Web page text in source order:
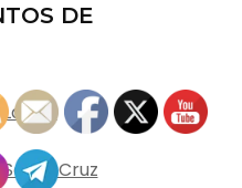
DE
Paz
Cruz